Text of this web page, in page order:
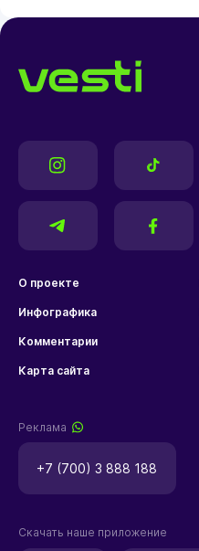
О проекте
Инфографика
Комментарии
Карта сайта
Реклама
+7 (700) 3 888 188
Скачать наше приложение